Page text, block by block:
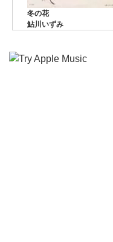
冬の花
鮎川いずみ